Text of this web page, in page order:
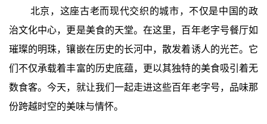
北京，这座古老而现代交织的城市，不仅是中国的政
治文化中心，更是美食的天堂。在这里，百年老字号餐厅如
璀璨的明珠，镶嵌在历史的长河中，散发着诱人的光芒。它
们不仅承载着丰富的历史底蕴，更以其独特的美食吸引着无
数食客。今天，就让我们一起走进这些百年老字号，品味那
份跨越时空的美味与情怀。